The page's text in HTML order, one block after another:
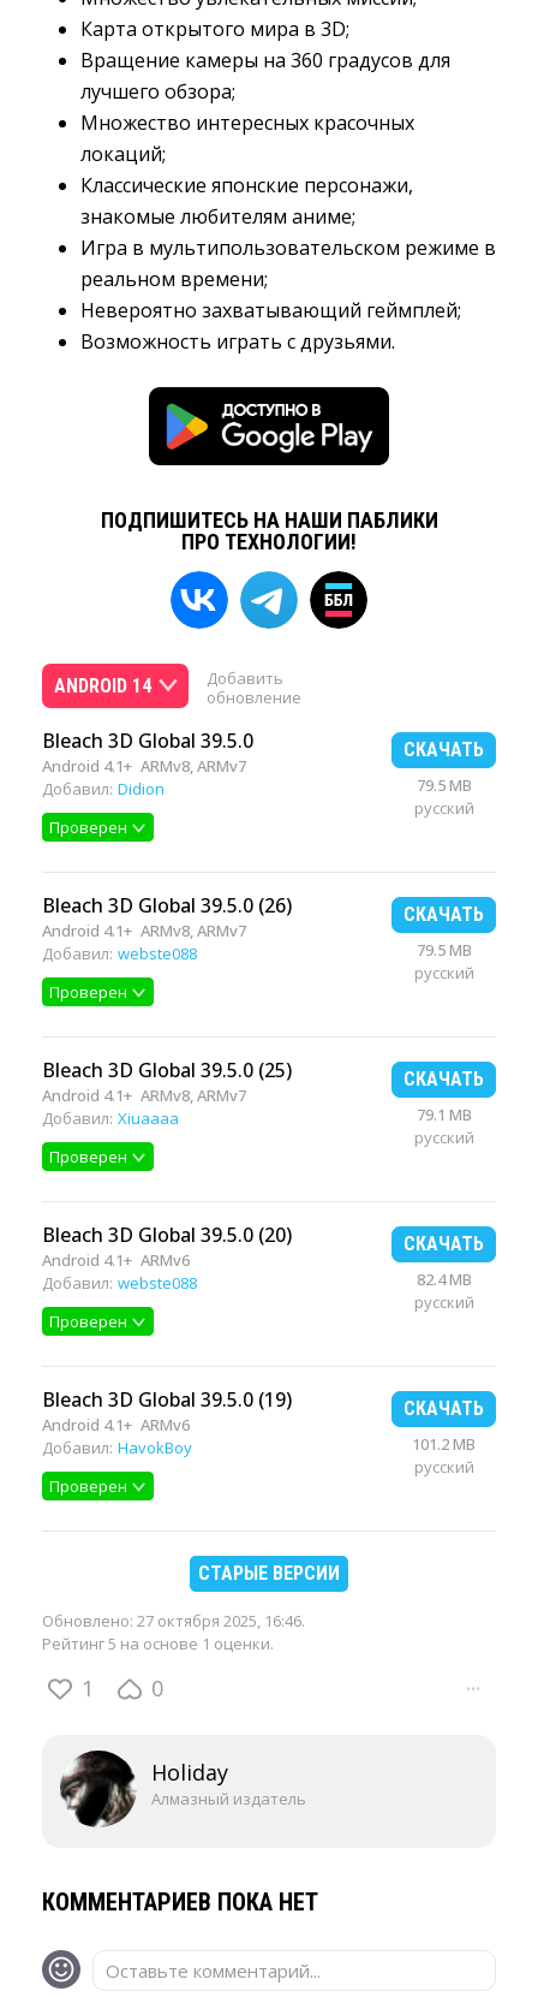
Карта открытого мира в 3D;
Вращение камеры на 360 градусов для
лучшего обзора;
Множество интересных красочных
локаций;
Классические японские персонажи,
знакомые любителям аниме;
Игра в мультипользовательском режиме в
реальном времени;
Невероятно захватывающий геймплей;
Возможность играть с друзьями.
ПОДПИШИТЕСЬ НА НАШИ ПАБЛИКИ
ПРО ТЕХНОЛОГИИ!
ANDROID 14
Добавить
обновление
Bleach 3D Global 39.5.0
Android 4.1+ ARMv8, ARMv7
Добавил: Didion
Проверен
СКАЧАТЬ
79.5 MB
русский
Bleach 3D Global 39.5.0 (26)
Android 4.1+ ARMv8, ARMv7
Добавил: webste088
Проверен
СКАЧАТЬ
79.5 MB
русский
Bleach 3D Global 39.5.0 (25)
Android 4.1+ ARMv8, ARMv7
Добавил: Xiuaaaa
Проверен
СКАЧАТЬ
79.1 MB
русский
Bleach 3D Global 39.5.0 (20)
Android 4.1+ ARMv6
Добавил: webste088
Проверен
СКАЧАТЬ
82.4 MB
русский
Bleach 3D Global 39.5.0 (19)
Android 4.1+ ARMv6
Добавил: HavokBoy
Проверен
СКАЧАТЬ
101.2 MB
русский
СТАРЫЕ ВЕРСИИ
Обновлено: 27 октября 2025, 16:46.
Рейтинг 5 на основе 1 оценки.
1 0 ···
Holiday
Алмазный издатель
КОММЕНТАРИЕВ ПОКА НЕТ
Оставьте комментарий...